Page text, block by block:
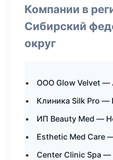
Компании в
Сибирский
округ
ООО Glow Velvet —
Клиника Silk Pro —
ИП Beauty Med —
Esthetic Med Care
Center Clinic Spa —